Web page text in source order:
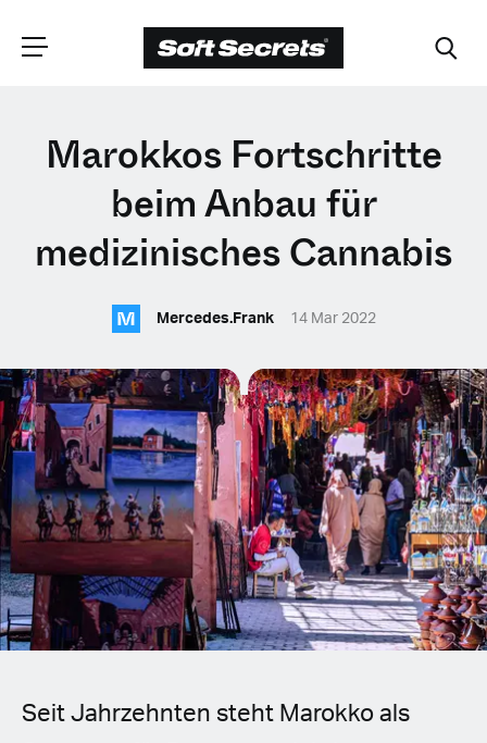
WÄHLEN SIE
IHRE POSITION
Dutch
English (United Kingdom)
English (United States)
Spanish (Spain)
Spanish (Latin America)
German
French
Czech
Marokkos Fortschritte
beim Anbau für
medizinisches Cannabis
M Mercedes.Frank 14 Mar 2022
Seit Jahrzehnten steht Marokko als